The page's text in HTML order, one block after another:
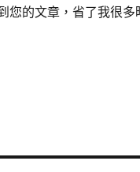
您的文章，省了我很多